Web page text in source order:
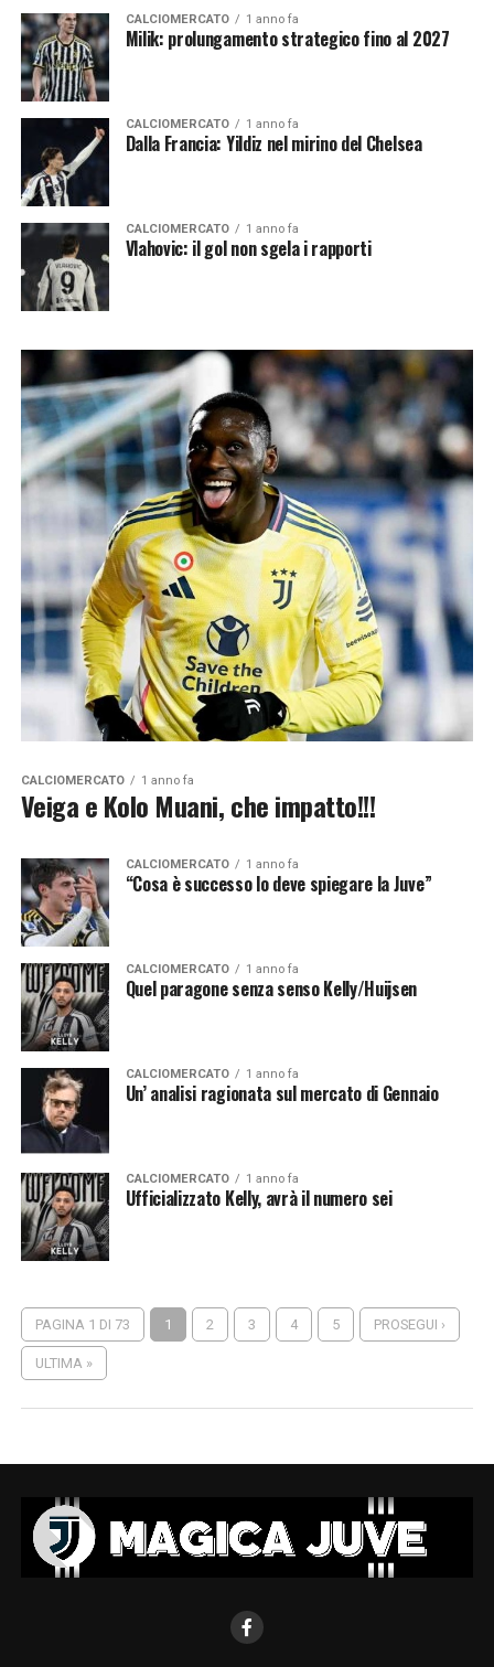
CALCIOMERCATO 1 anno fa
Milik: prolungamento strategico fino al 2027
CALCIOMERCATO 1 anno fa
Dalla Francia: Yildiz nel mirino del Chelsea
CALCIOMERCATO 1 anno fa
Vlahovic: il gol non sgela i rapporti
CALCIOMERCATO 1 anno fa
Veiga e Kolo Muani, che impatto!!!
CALCIOMERCATO 1 anno fa
“Cosa è successo lo deve spiegare la Juve”
CALCIOMERCATO 1 anno fa
Quel paragone senza senso Kelly/Huijsen
CALCIOMERCATO 1 anno fa
Un’ analisi ragionata sul mercato di Gennaio
CALCIOMERCATO 1 anno fa
Ufficializzato Kelly, avrà il numero sei
PAGINA 1 DI 73 1 2 3 4 5 PROSEGUI ›
ULTIMA »